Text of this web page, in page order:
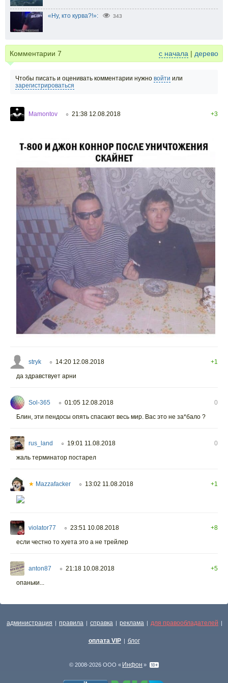
«Ну, кто курва?!»: 343
Комментарии 7 с начала | дерево
Чтобы писать и оценивать комментарии нужно войти или
зарегистрироваться
Mamontov ○ 21:38 12.08.2018 +3
stryk ○ 14:20 12.08.2018
+1
да здравствует арни
Sol-365 ○ 01:05 12.08.2018
0
Блин, эти пендосы опять спасают весь мир. Вас это не за*бало ?
rus_land ○ 19:01 11.08.2018
0
жаль терминатор постарел
★ Mazzafacker ○ 13:02 11.08.2018 +1
violator77 ○ 23:51 10.08.2018
+8
если честно то хуета это а не трейлер
anton87 ○ 21:18 10.08.2018
+5
опаньки...
администрация | правила | справка | реклама | для правообладателей |
оплата VIP | блог
© 2008-2026 ООО « Инфон »